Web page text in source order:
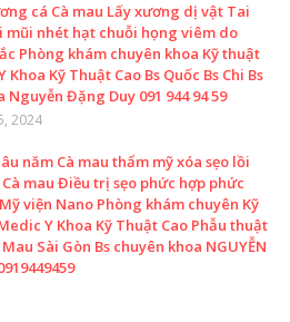
cá Cà mau Lấy xương dị vật Tai
mũi nhét hạt chuỗi họng viêm do
Phòng khám chuyên khoa Kỹ thuật
Khoa Kỹ Thuật Cao Bs Quốc Bs Chi Bs
Nguyễn Đặng Duy 091 944 94 59
2024
năm Cà mau thẩm mỹ xóa sẹo lồi
mau Điều trị sẹo phức hợp phức
viện Nano Phòng khám chuyên Kỹ
Y Khoa Kỹ Thuật Cao Phẫu thuật
Sài Gòn Bs chuyên khoa NGUYỄN